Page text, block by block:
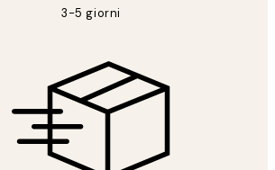
3-5 giorni